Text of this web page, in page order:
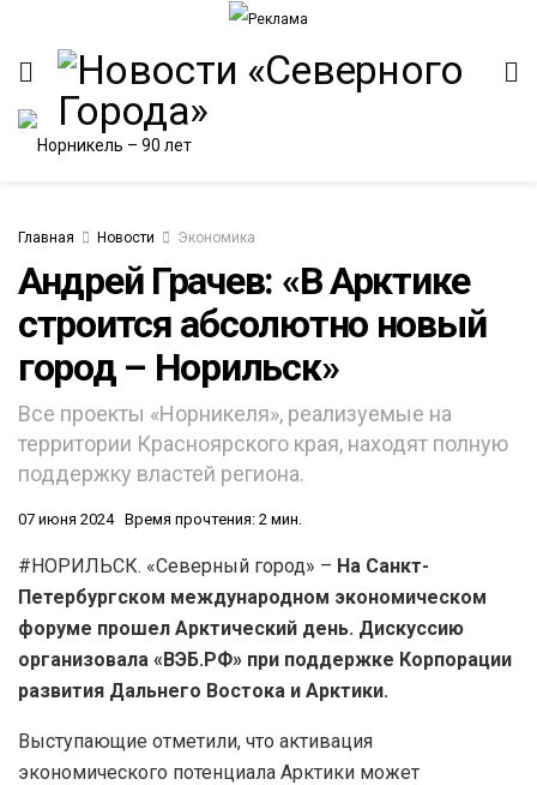
Главная Новости Экономика
Андрей Грачев: «В Арктике
строится абсолютно новый
город – Норильск»
Все проекты «Норникеля», реализуемые на
территории Красноярского края, находят полную
поддержку властей региона.
07 июня 2024 Время прочтения: 2 мин.
#НОРИЛЬСК. «Северный город» – На Санкт-
Петербургском международном экономическом
форуме прошел Арктический день. Дискуссию
организовала «ВЭБ.РФ» при поддержке Корпорации
развития Дальнего Востока и Арктики.
Выступающие отметили, что активация
экономического потенциала Арктики может